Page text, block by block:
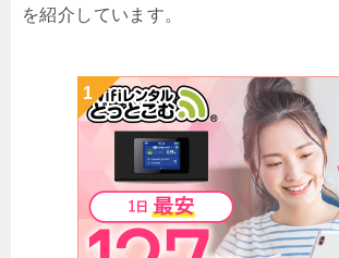
を紹介しています。